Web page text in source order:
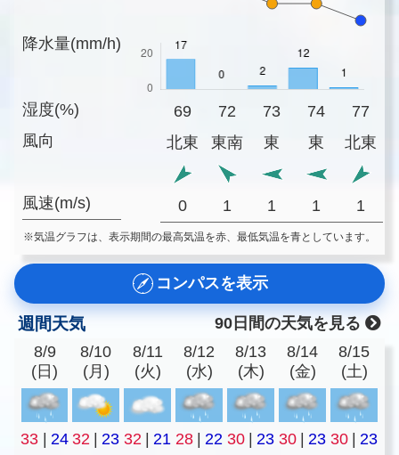
降水量(mm/h)
湿度(%)
風向
風速(m/s)
69 72 73 74
77
北東
東南 東 東 北東
0 1 1 1 1
※気温グラフは、表示期間の最高気温を赤、最低気温を青としています。
コンパスを表示
週間天気
90日間の天気を見る
8/9
(日)
8/10
(月)
8/11
(火)
8/12
(水)
8/13
(木)
8/14
(金)
8/15
(土)
33 | 24 32 | 23 32 | 21 28 | 22 30 | 23 30 | 23 30 | 23